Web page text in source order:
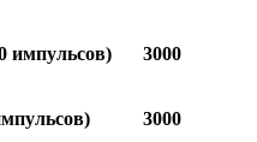
импульсов) 3000
3000